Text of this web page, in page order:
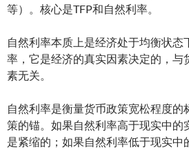
等）。核心是TFP和自然利率。
自然利率本质上是经济处于均衡状态
率，它是经济的真实因素决定的，与
素无关。
自然利率是衡量货币政策宽松程度的
策的锚。如果自然利率高于现实中的
是紧缩的；如果自然利率低于现实中